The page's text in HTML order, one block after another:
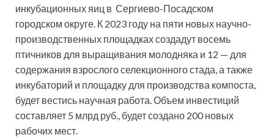
инкубационных яиц в Сергиево-Посадском
городском округе. К 2023 году на пяти новых научно-
производственных площадках создадут восемь
птичников для выращивания молодняка и 12 — для
содержания взрослого селекционного стада, а также
инкубаторий и площадку для производства компоста,
будет вестись научная работа. Объем инвестиций
составляет 5 млрд руб., будет создано 200 новых
рабочих мест.